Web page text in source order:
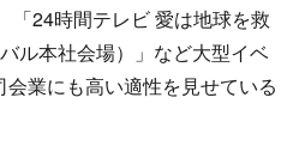
「24時間テレビ 愛は地球を救
ル本社会場）」など大型イベ
業にも高い適性を見せている